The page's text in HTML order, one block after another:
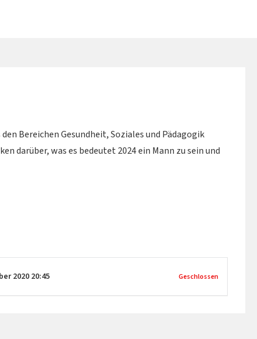
Bereichen Gesundheit, Soziales und Pädagogik
darüber, was es bedeutet 2024 ein Mann zu sein und
2020 20:45 Geschlossen